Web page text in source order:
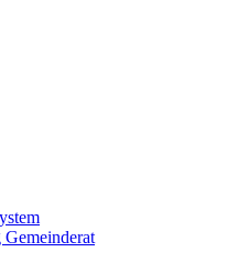
Gemeinderat